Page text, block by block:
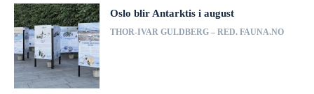
Oslo blir Antarktis i august
THOR-IVAR GULDBERG – RED. FAUNA.NO